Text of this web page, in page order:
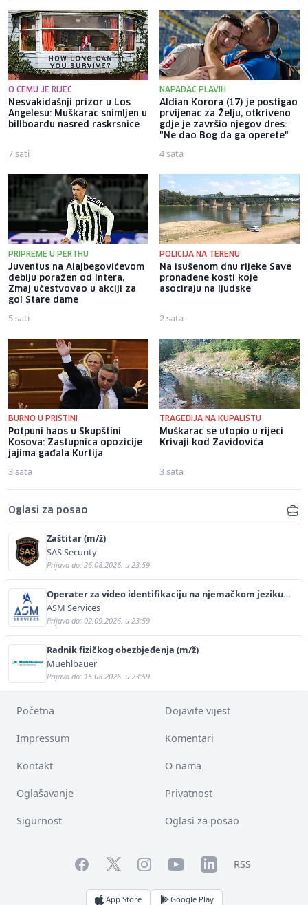
O ČEMU JE RIJEČ
Nesvakidašnji prizor u Los
Angelesu: Muškarac snimljen u
billboardu nasred raskrsnice
7 sati
NAPADAČ PLAVIH
Aldian Korora (17) je postigao
prvijenac za Želju, otkriveno
gdje je završio njegov dres:
"Ne dao Bog da ga operete"
4 sata
PRIPREME U PERTHU
Juventus na Alajbegovićevom
debiju poražen od Intera,
Zmaj učestvovao u akciji za
gol Stare dame
5 sati
POLICIJA NA TERENU
Na isušenom dnu rijeke Save
pronađene kosti koje
asociraju na ljudske
2 sata
BURNO U PRIŠTINI
Potpuni haos u Skupštini
Kosova: Zastupnica opozicije
jajima gađala Kurtija
3 sata
TRAGEDIJA NA KUPALIŠTU
Muškarac se utopio u rijeci
Krivaji kod Zavidovića
3 sata
Oglasi za posao
Zaštitar (m/ž)
SAS Security
Prijava do: 26.08.2026. u 23:59
Operater za video identifikaciju na njemačkom jeziku
(m/ž)
ASM Services
Prijava do: 02.09.2026. u 23:59
Radnik fizičkog obezbjeđenja (m/ž)
Muehlbauer
Prijava do: 15.08.2026. u 23:59
Početna Dojavite vijest
Impressum Komentari
Kontakt O nama
Oglašavanje Privatnost
Sigurnost Oglasi za posao
FacebookTwitterInstagramYouTubeLinkedInRSS
App Store Google Play